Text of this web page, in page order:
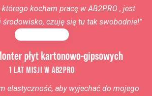
kocham pracę w AB2PRO , jest
środowisko, czuję się tu tak swobodnie!”
płyt kartonowo-gipsowych
1 LAT MISJI W AB2PRO
elastyczność, aby wyjechać do mojego